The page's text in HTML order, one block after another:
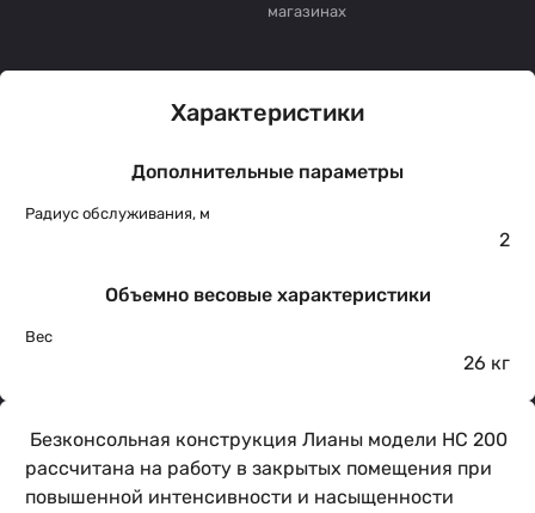
магазинах
Характеристики
Дополнительные параметры
Радиус обслуживания, м
2
Объемно весовые характеристики
Вес
26 кг
Безконсольная конструкция Лианы модели НС 200
рассчитана на работу в закрытых помещения при
повышенной интенсивности и насыщенности